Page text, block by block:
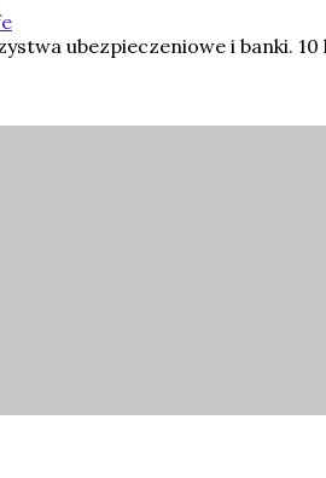
ubezpieczeniowe i banki.